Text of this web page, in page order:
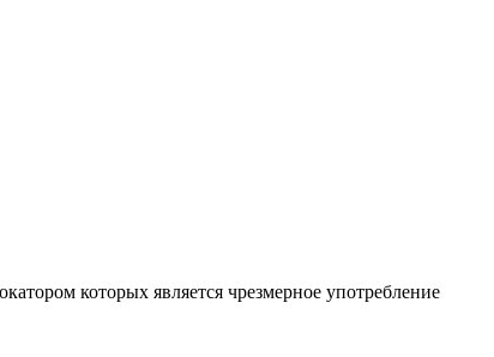
которых является чрезмерное употребление